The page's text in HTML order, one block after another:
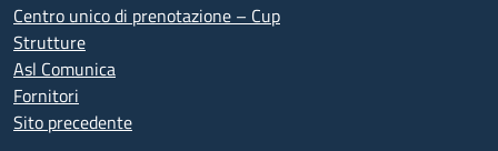
Centro unico di prenotazione – Cup
Strutture
Asl Comunica
Fornitori
Sito precedente